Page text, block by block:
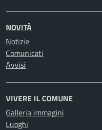
NOVITÀ
Notizie
Comunicati
Avvisi
VIVERE IL COMUNE
Galleria immagini
Luoghi